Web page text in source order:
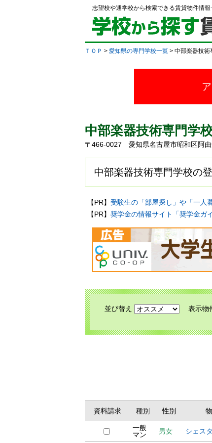
志望校や通学校から検索できる賃貸物件情報
ＴＯＰ > 愛知県の専門学校一覧 > 中部楽器技術
中部楽器技術専門学
〒466-0027 愛知県名古屋市昭和区阿
中部楽器技術専門学校の
【PR】 受験生の「部屋探し」や「一人
【PR】 奨学金の情報サイト「奨学金ガ
並び替え 表示物
資料請求 種別 性別
一般
マン
男女 シェス